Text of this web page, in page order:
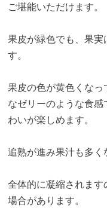
ご堪能いただけます。
果皮が緑色でも、果
す。
果皮の色が黄色くなっ
なゼリーのような食
わいが楽しめます。
追熟が進み果汁も多く
全体的に凝縮されま
場合があります。